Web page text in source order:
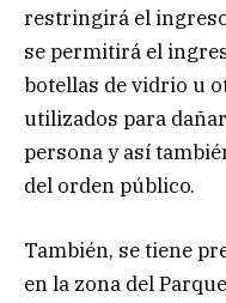
restringirá el
se permitirá el
botellas de vidrio u
utilizados para
persona y así
del orden público.
También, se tiene
en la zona del